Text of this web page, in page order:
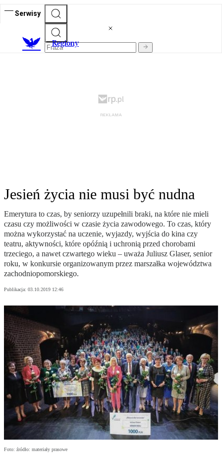
Serwisy
Regiony
Jesień życia nie musi być nudna
Emerytura to czas, by seniorzy uzupełnili braki, na które nie mieli
czasu czy możliwości w czasie życia zawodowego. To czas, który
można wykorzystać na uczenie, wyjazdy, wyjścia do kina czy
teatru, aktywności, które opóźnią i uchronią przed chorobami
trzeciego, a nawet czwartego wieku – uważa Juliusz Glaser, senior
roku, w konkursie organizowanym przez marszałka województwa
zachodniopomorskiego.
Publikacja: 03.10.2019 12:46
Foto: źródło: materiały prasowe